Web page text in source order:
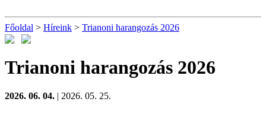
Főoldal > Híreink > Trianoni harangozás 2026
Trianoni harangozás 2026
2026. 06. 04. | 2026. 05. 25.